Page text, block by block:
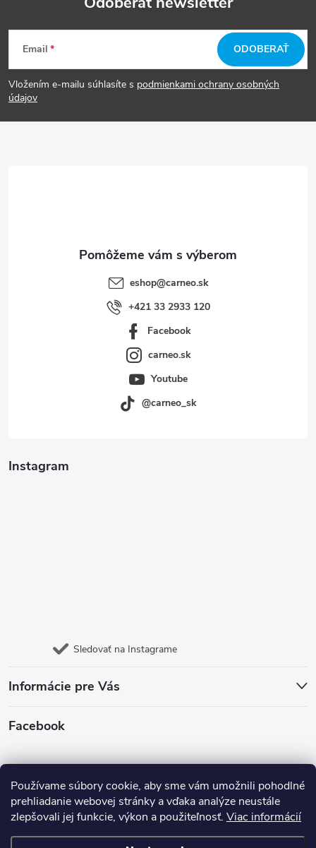
Používame súbory cookie, aby sme vám umožnili pohodlné
prehliadanie webovej stránky a vďaka analýze neustále
zlepšovali jej funkcie, výkon a použiteľnosť. Viac informácií
Z
á
p
Email
Vložením e-mailu súhlasíte s podmienkami ochrany osobných
údajov
ODOBERAŤ
Instagram
Sledovať na Instagrame
Informácie pre Vás
eshop@carneo.sk
+421 33 2933 120
Facebook
carneo.sk
Youtube
@carneo_sk
Facebook
Jazyk